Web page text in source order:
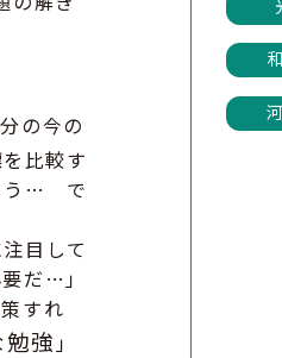
の今の
比較す
う… で
目して
だ…」
すれ
強」